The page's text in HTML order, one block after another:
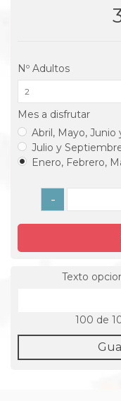
Nº Adultos
2
Mes a disfrutar
Abril, Mayo, Junio
Julio y
Enero, Febrero,
-
Texto
100 de